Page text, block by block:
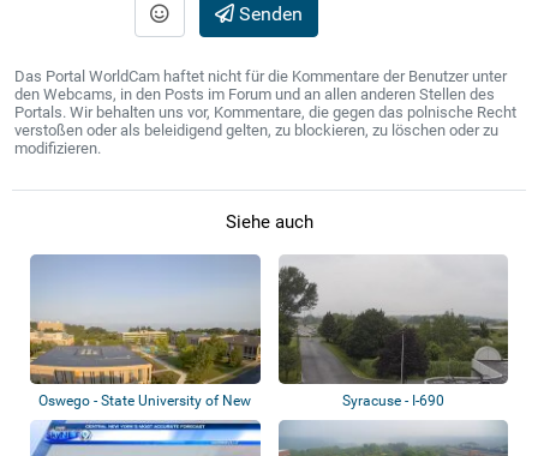
Senden
Das Portal WorldCam haftet nicht für die Kommentare der Benutzer unter
den Webcams, in den Posts im Forum und an allen anderen Stellen des
Portals. Wir behalten uns vor, Kommentare, die gegen das polnische Recht
verstoßen oder als beleidigend gelten, zu blockieren, zu löschen oder zu
modifizieren.
Siehe auch
Oswego - State University of New
York
Syracuse - I-690